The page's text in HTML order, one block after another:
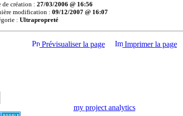
de création : 27/03/2006 @ 16:56
modification : 09/12/2007 @ 16:07
: Ultrapropreté
Prévisualiser la page Imprimer la page
my project analytics